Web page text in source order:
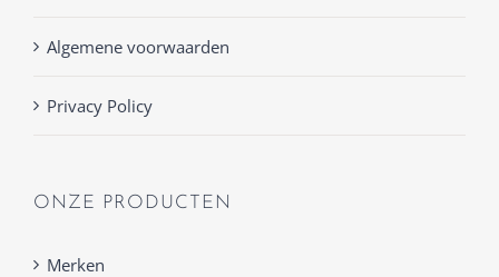
Algemene voorwaarden
Privacy Policy
ONZE PRODUCTEN
Merken